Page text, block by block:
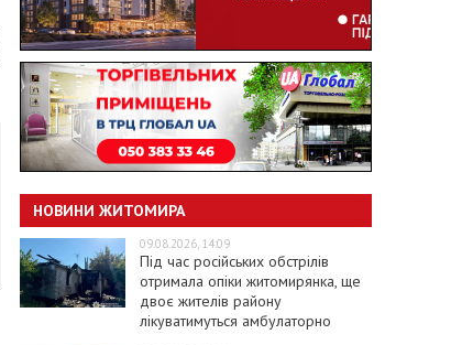
НОВИНИ ЖИТОМИРА
09.08.2026, 14:09
Під час російських обстрілів
отримала опіки житомирянка, ще
двоє жителів району
лікуватимуться амбулаторно